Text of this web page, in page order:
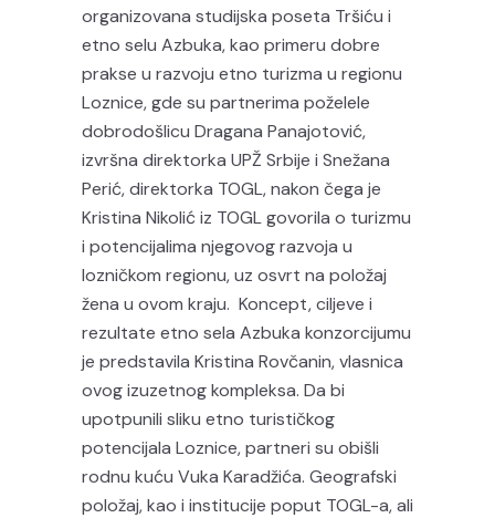
organizovana studijska poseta Tršiću i
etno selu Azbuka, kao primeru dobre
prakse u razvoju etno turizma u regionu
Loznice, gde su partnerima poželele
dobrodošlicu Dragana Panajotović,
izvršna direktorka UPŽ Srbije i Snežana
Perić, direktorka TOGL, nakon čega je
Kristina Nikolić iz TOGL govorila o turizmu
i potencijalima njegovog razvoja u
lozničkom regionu, uz osvrt na položaj
žena u ovom kraju. Koncept, ciljeve i
rezultate etno sela Azbuka konzorcijumu
je predstavila Kristina Rovčanin, vlasnica
ovog izuzetnog kompleksa. Da bi
upotpunili sliku etno turističkog
potencijala Loznice, partneri su obišli
rodnu kuću Vuka Karadžića. Geografski
položaj, kao i institucije poput TOGL-a, ali